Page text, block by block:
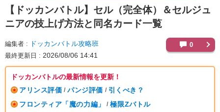
【ドッカンバトル】 セル（完全体）＆セルジュ
ニアの技上げ方法と同名カード一覧
編集者 ドッカンバトル攻略班
最終更新日 2026/08/06 14:41
0
ドッカンバトルの最新情報を更新！
アリンス評価 / パンジ評価 / 引くべき？
フロンティア「魔の力編」
/ 極限Zバトル